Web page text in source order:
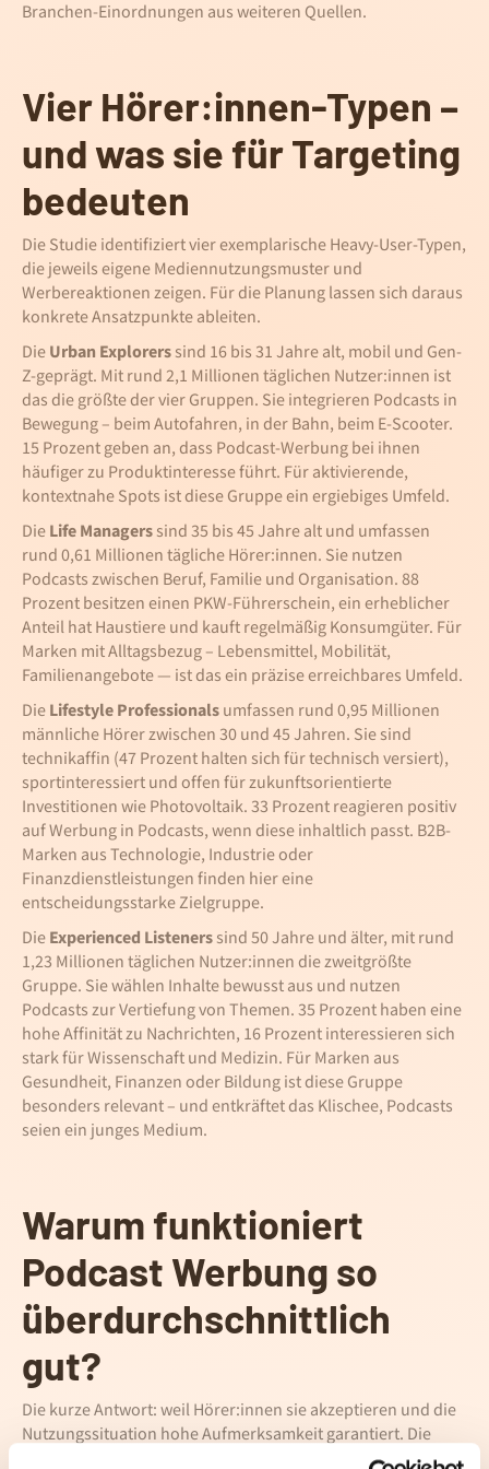
Branchen-Einordnungen aus weiteren Quellen.
Vier Hörer:innen-Typen –
und was sie für Targeting
bedeuten
Die Studie identifiziert vier exemplarische Heavy-User-Typen,
die jeweils eigene Mediennutzungsmuster und
Werbereaktionen zeigen. Für die Planung lassen sich daraus
konkrete Ansatzpunkte ableiten.
DieUrban Explorerssind 16 bis 31 Jahre alt, mobil und Gen-
Z-geprägt. Mit rund 2,1 Millionen täglichen Nutzer:innen ist
das die größte der vier Gruppen. Sie integrieren Podcasts in
Bewegung – beim Autofahren, in der Bahn, beim E-Scooter.
15 Prozent geben an, dass Podcast-Werbung bei ihnen
häufiger zu Produktinteresse führt. Für aktivierende,
kontextnahe Spots ist diese Gruppe ein ergiebiges Umfeld.
DieLife Managerssind 35 bis 45 Jahre alt und umfassen
rund 0,61 Millionen tägliche Hörer:innen. Sie nutzen
Podcasts zwischen Beruf, Familie und Organisation. 88
Prozent besitzen einen PKW-Führerschein, ein erheblicher
Anteil hat Haustiere und kauft regelmäßig Konsumgüter. Für
Marken mit Alltagsbezug – Lebensmittel, Mobilität,
Familienangebote — ist das ein präzise erreichbares Umfeld.
DieLifestyle Professionalsumfassen rund 0,95 Millionen
männliche Hörer zwischen 30 und 45 Jahren. Sie sind
technikaffin (47 Prozent halten sich für technisch versiert),
sportinteressiert und offen für zukunftsorientierte
Investitionen wie Photovoltaik. 33 Prozent reagieren positiv
auf Werbung in Podcasts, wenn diese inhaltlich passt. B2B-
Marken aus Technologie, Industrie oder
Finanzdienstleistungen finden hier eine
entscheidungsstarke Zielgruppe.
DieExperienced Listenerssind 50 Jahre und älter, mit rund
1,23 Millionen täglichen Nutzer:innen die zweitgrößte
Gruppe. Sie wählen Inhalte bewusst aus und nutzen
Podcasts zur Vertiefung von Themen. 35 Prozent haben eine
hohe Affinität zu Nachrichten, 16 Prozent interessieren sich
stark für Wissenschaft und Medizin. Für Marken aus
Gesundheit, Finanzen oder Bildung ist diese Gruppe
besonders relevant – und entkräftet das Klischee, Podcasts
seien ein junges Medium.
Warum funktioniert
Podcast Werbung so
überdurchschnittlich
gut?
Die kurze Antwort: weil Hörer:innen sie akzeptieren und die
Nutzungssituation hohe Aufmerksamkeit garantiert. Die
längere Antwort liefern drei zentrale Befunde der Studie.